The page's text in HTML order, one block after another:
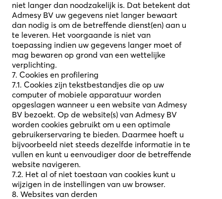
niet langer dan noodzakelijk is. Dat betekent dat
Admesy BV uw gegevens niet langer bewaart
dan nodig is om de betreffende dienst(en) aan u
te leveren. Het voorgaande is niet van
toepassing indien uw gegevens langer moet of
mag bewaren op grond van een wettelijke
verplichting.
7. Cookies en profilering
7.1. Cookies zijn tekstbestandjes die op uw
computer of mobiele apparatuur worden
opgeslagen wanneer u een website van Admesy
BV bezoekt. Op de website(s) van Admesy BV
worden cookies gebruikt om u een optimale
gebruikerservaring te bieden. Daarmee hoeft u
bijvoorbeeld niet steeds dezelfde informatie in te
vullen en kunt u eenvoudiger door de betreffende
website navigeren.
7.2. Het al of niet toestaan van cookies kunt u
wijzigen in de instellingen van uw browser.
8. Websites van derden